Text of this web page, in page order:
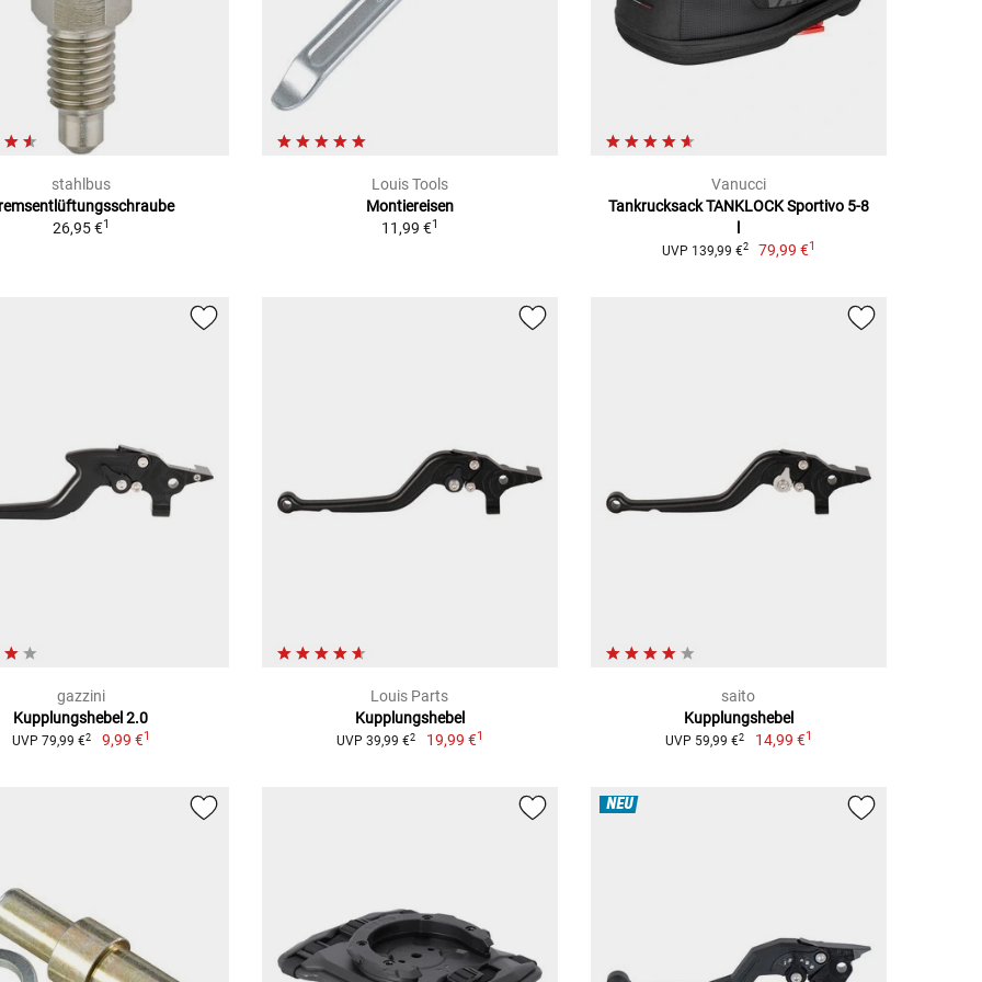
stahlbus
26,95 €1
Louis Tools
Montiereisen
11,99 €1
Vanucci
Tankrucksack TANKLOCK Sportivo 5-8
UVP 139,99 €2 79,99 €1
gazzini
Kupplungshebel 2.0
UVP 79,99 €2 9,99 €1
Louis Parts
Kupplungshebel
UVP 39,99 €2 19,99 €1
saito
Kupplungshebel
UVP 59,99 €2 14,99 €1
NEU